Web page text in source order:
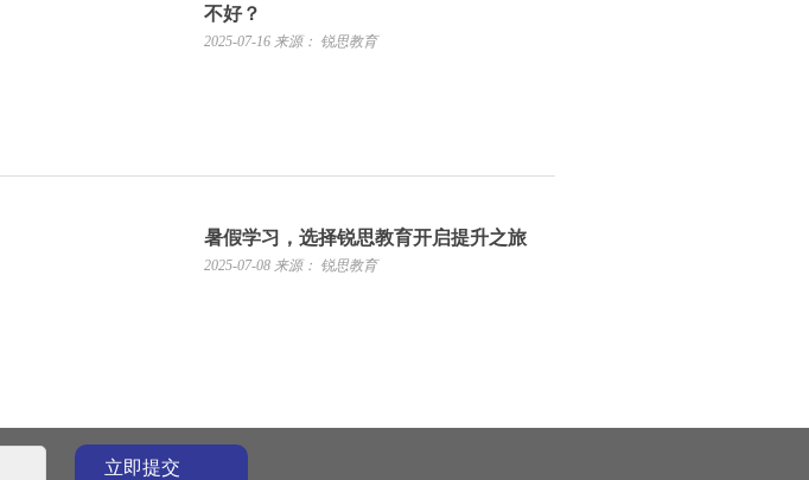
不好？
2025-07-16 来源： 锐思教育
暑假学习，选择锐思教育开启提升之旅
2025-07-08 来源： 锐思教育